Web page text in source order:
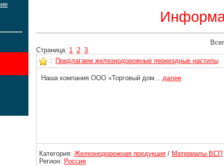
Страница: 1 2 3
:: Предлагаем железнодорожные переездные настилы
Наша компания ООО «Торговый дом... далее
Категория: Железнодорожная продукция / Материалы ВСП
Регион: Россия